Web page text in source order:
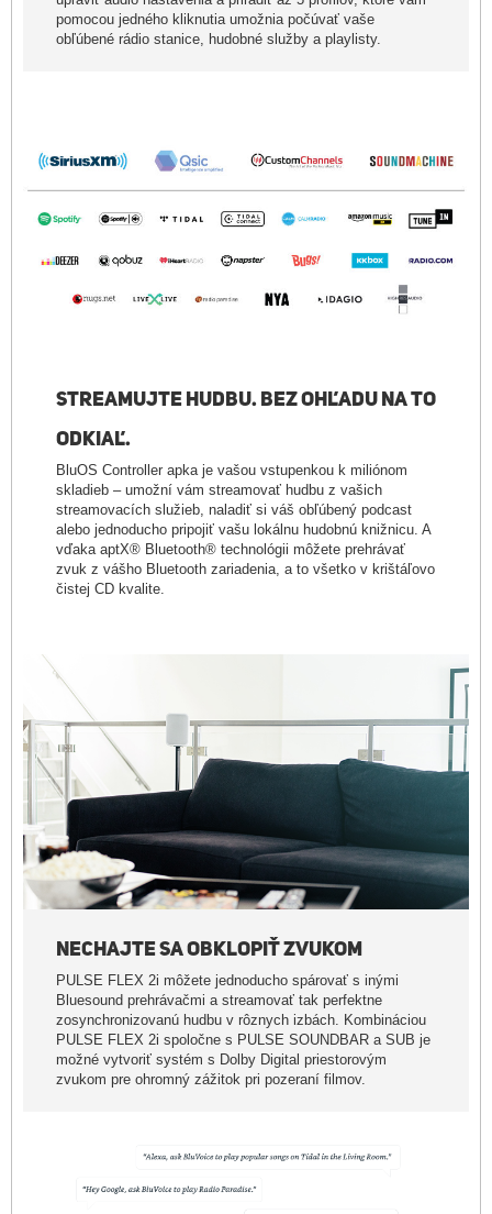
pomocou jedného kliknutia umožnia počúvať vaše
obľúbené rádio stanice, hudobné služby a playlisty.
STREAMUJTE HUDBU. BEZ OHĽADU NA TO
ODKIAĽ.
BluOS Controller apka je vašou vstupenkou k miliónom
skladieb – umožní vám streamovať hudbu z vašich
streamovacích služieb, naladiť si váš obľúbený podcast
alebo jednoducho pripojiť vašu lokálnu hudobnú knižnicu. A
vďaka aptX® Bluetooth® technológii môžete prehrávať
zvuk z vášho Bluetooth zariadenia, a to všetko v krištáľovo
čistej CD kvalite.
NECHAJTE SA OBKLOPIŤ ZVUKOM
PULSE FLEX 2i môžete jednoducho spárovať s inými
Bluesound prehrávačmi a streamovať tak perfektne
zosynchronizovanú hudbu v rôznych izbách. Kombináciou
PULSE FLEX 2i spoločne s PULSE SOUNDBAR a SUB je
možné vytvoriť systém s Dolby Digital priestorovým
zvukom pre ohromný zážitok pri pozeraní filmov.